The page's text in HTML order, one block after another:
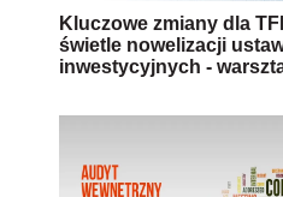
Kluczowe zmiany dla
świetle nowelizacji
inwestycyjnych -